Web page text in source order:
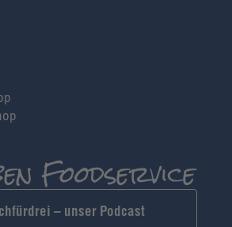
– unser Podcast